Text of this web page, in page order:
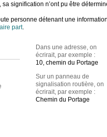
signification n’ont pu être
personne détenant une
part.
Dans une adresse, on
écrirait, par exemple :
10, chemin du Portage
Sur un panneau de
signalisation routière, on
écrirait, par exemple :
Chemin du Portage